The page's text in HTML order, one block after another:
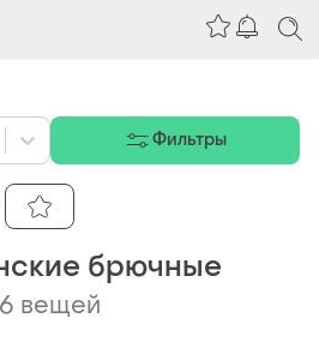
брючные
вещей
Фильтры